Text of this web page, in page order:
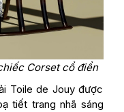
Corset cổ điển
Toile de Jouy được
tiết trang nhã sáng